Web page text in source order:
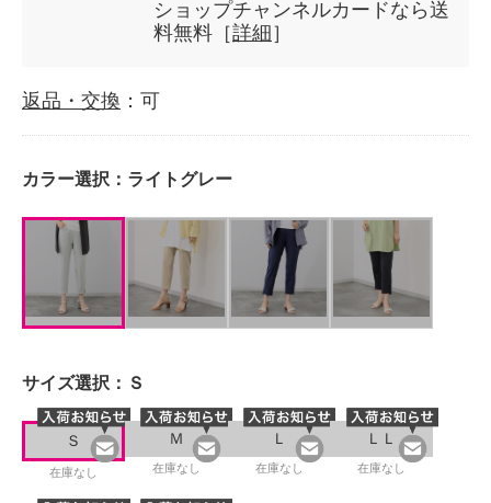
ショップチャンネルカードなら送
料無料［詳細 ］
返品・交換 ：可
カラー選択： ライトグレー
サイズ選択： Ｓ
Ｓ
在庫なし
Ｍ
在庫なし
Ｌ
在庫なし
ＬＬ
在庫なし